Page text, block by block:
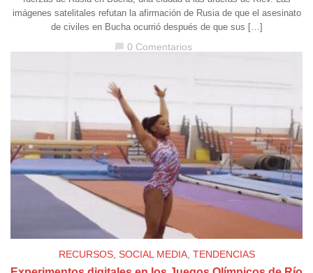
imágenes satelitales refutan la afirmación de Rusia de que el asesinato
de civiles en Bucha ocurrió después de que sus […]
chat_bubble 0 Comentarios
RECURSOS, SOCIAL MEDIA, TENDENCIAS